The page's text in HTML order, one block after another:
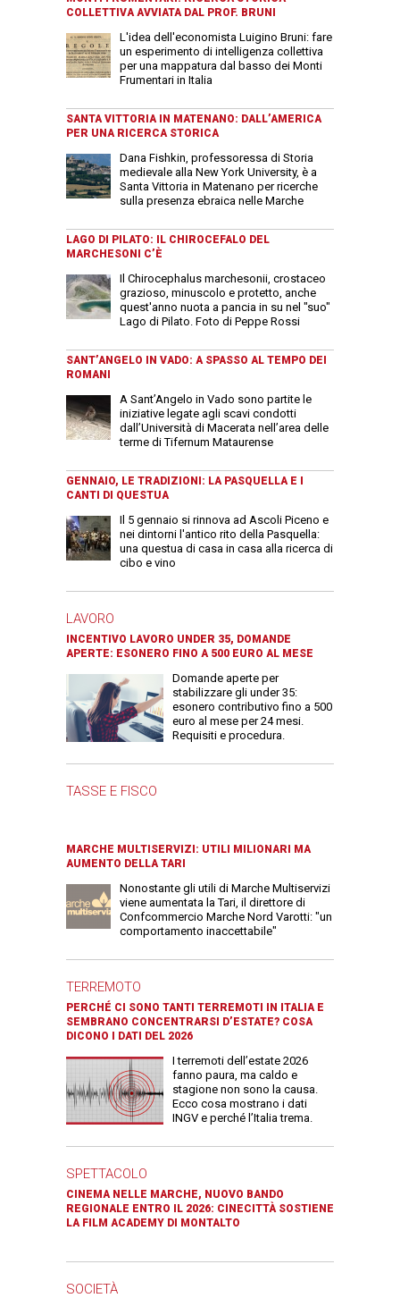
COLLETTIVA AVVIATA DAL PROF. BRUNI
L'idea dell'economista Luigino Bruni: fare
un esperimento di intelligenza collettiva
per una mappatura dal basso dei Monti
Frumentari in Italia
SANTA VITTORIA IN MATENANO: DALL’AMERICA
PER UNA RICERCA STORICA
Dana Fishkin, professoressa di Storia
medievale alla New York University, è a
Santa Vittoria in Matenano per ricerche
sulla presenza ebraica nelle Marche
LAGO DI PILATO: IL CHIROCEFALO DEL
MARCHESONI C’È
Il Chirocephalus marchesonii, crostaceo
grazioso, minuscolo e protetto, anche
quest'anno nuota a pancia in su nel "suo"
Lago di Pilato. Foto di Peppe Rossi
SANT’ANGELO IN VADO: A SPASSO AL TEMPO DEI
ROMANI
A Sant’Angelo in Vado sono partite le
iniziative legate agli scavi condotti
dall’Università di Macerata nell’area delle
terme di Tifernum Mataurense
GENNAIO, LE TRADIZIONI: LA PASQUELLA E I
CANTI DI QUESTUA
Il 5 gennaio si rinnova ad Ascoli Piceno e
nei dintorni l'antico rito della Pasquella:
una questua di casa in casa alla ricerca di
cibo e vino
LAVORO
INCENTIVO LAVORO UNDER 35, DOMANDE
APERTE: ESONERO FINO A 500 EURO AL MESE
Domande aperte per
stabilizzare gli under 35:
esonero contributivo fino a 500
euro al mese per 24 mesi.
Requisiti e procedura.
TASSE E FISCO
MARCHE MULTISERVIZI: UTILI MILIONARI MA
AUMENTO DELLA TARI
Nonostante gli utili di Marche Multiservizi
viene aumentata la Tari, il direttore di
Confcommercio Marche Nord Varotti: "un
comportamento inaccettabile"
TERREMOTO
PERCHÉ CI SONO TANTI TERREMOTI IN ITALIA E
SEMBRANO CONCENTRARSI D’ESTATE? COSA
DICONO I DATI DEL 2026
I terremoti dell’estate 2026
fanno paura, ma caldo e
stagione non sono la causa.
Ecco cosa mostrano i dati
INGV e perché l’Italia trema.
SPETTACOLO
CINEMA NELLE MARCHE, NUOVO BANDO
REGIONALE ENTRO IL 2026: CINECITTÀ SOSTIENE
LA FILM ACADEMY DI MONTALTO
SOCIETÀ